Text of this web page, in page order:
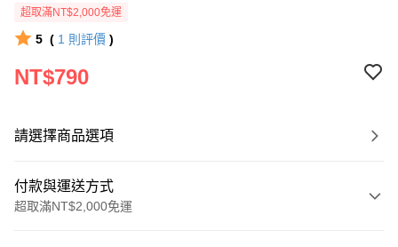
超取滿NT$2,000免運
5 ( 1 則評價 )
NT$790
請選擇商品選項
付款與運送方式
超取滿NT$2,000免運